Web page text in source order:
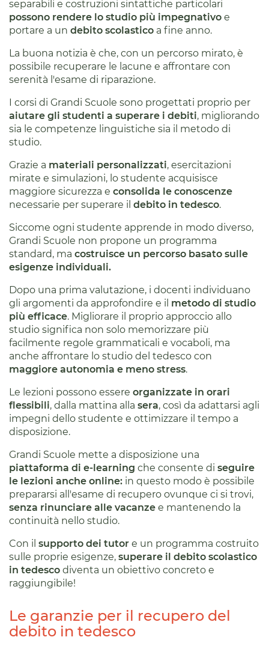
separabili e costruzioni sintattiche particolari
possono rendere lo studio più impegnativo e
portare a un debito scolastico a fine anno.
La buona notizia è che, con un percorso mirato, è
possibile recuperare le lacune e affrontare con
serenità l'esame di riparazione.
I corsi di Grandi Scuole sono progettati proprio per
aiutare gli studenti a superare i debiti, migliorando
sia le competenze linguistiche sia il metodo di
studio.
Grazie a materiali personalizzati, esercitazioni
mirate e simulazioni, lo studente acquisisce
maggiore sicurezza e consolida le conoscenze
necessarie per superare il debito in tedesco.
Siccome ogni studente apprende in modo diverso,
Grandi Scuole non propone un programma
standard, ma costruisce un percorso basato sulle
esigenze individuali.
Dopo una prima valutazione, i docenti individuano
gli argomenti da approfondire e il metodo di studio
più efficace. Migliorare il proprio approccio allo
studio significa non solo memorizzare più
facilmente regole grammaticali e vocaboli, ma
anche affrontare lo studio del tedesco con
maggiore autonomia e meno stress.
Le lezioni possono essere organizzate in orari
flessibili, dalla mattina alla sera, così da adattarsi agli
impegni dello studente e ottimizzare il tempo a
disposizione.
Grandi Scuole mette a disposizione una
piattaforma di e-learning che consente di seguire
le lezioni anche online: in questo modo è possibile
prepararsi all'esame di recupero ovunque ci si trovi,
senza rinunciare alle vacanze e mantenendo la
continuità nello studio.
Con il supporto dei tutor e un programma costruito
sulle proprie esigenze, superare il debito scolastico
in tedesco diventa un obiettivo concreto e
raggiungibile!
Le garanzie per il recupero del
debito in tedesco